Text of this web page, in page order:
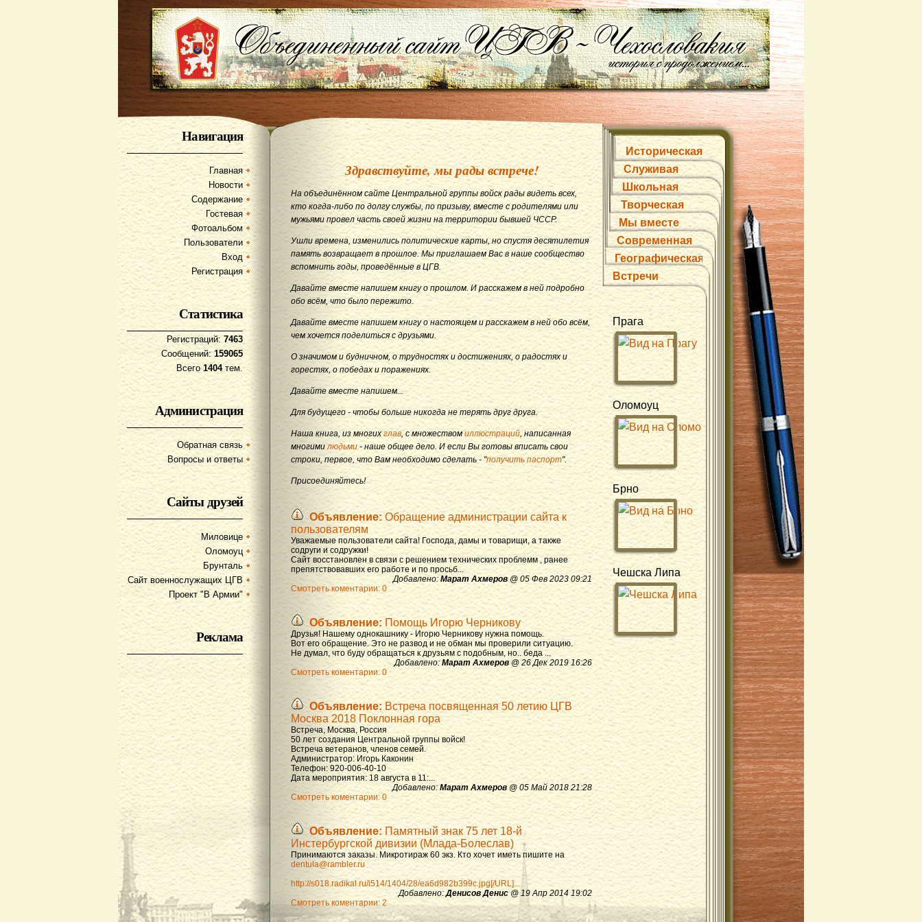
Навигация
Главная
Новости
Содержание
Гостевая
Фотоальбом
Пользователи
Вход
Регистрация
Статистика
Регистраций: 7463
Сообщений:159065
Всего1404тем.
Администрация
Обратная связь
Вопросы и ответы
Сайты друзей
Миловице
Оломоуц
Брунталь
Сайт военнослужащих ЦГВ
Проект "В Армии"
Реклама
Здравствуйте, мы рады встрече!
На объединённом сайте Центральной группы войск рады видеть всех,
кто когда-либо по долгу службы, по призыву, вместе с родителями или
мужьями провел часть своей жизни на территории бывшей ЧССР.
Ушли времена, изменились политические карты, но спустя десятилетия
память возвращает в прошлое. Мы приглашаем Вас в наше сообщество
вспомнить годы, проведённые в ЦГВ.
Давайте вместе напишем книгу о прошлом. И расскажем в ней подробно
обо всём, что было пережито.
Давайте вместе напишем книгу о настоящем и расскажем в ней обо всём,
чем хочется поделиться с друзьями.
О значимом и будничном, о трудностях и достижениях, о радостях и
горестях, о победах и поражениях.
Давайте вместе напишем...
Для будущего - чтобы больше никогда не терять друг друга.
Наша книга, из многихглав, с множествомиллюстраций , написанная
многимилюдьми - наше общее дело. И если Вы готовы вписать свои
строки, первое, что Вам необходимо сделать - "получить паспорт".
Присоединяйтесь!
Объявление: Обращение администрации сайта к
пользователям
Уважаемые пользователи сайта! Господа, дамы и товарищи, а также
содруги и содружки!
Сайт восстановлен в связи с решением технических проблемм , ранее
препятствовавших его работе и по просьб...
Добавлено: Марат Ахмеров@ 05 Фев 2023 09:21
Смотреть коментарии: 0
Объявление: Помощь Игорю Черникову
Друзья! Нашему однокашнику - Игорю Черникову нужна помощь.
Вот его обращение. Это не развод и не обман мы проверили ситуацию.
Не думал, что буду обращаться к друзьям с подобным, но.. беда ...
Добавлено:Марат Ахмеров @ 26 Дек 2019 16:26
Смотреть коментарии: 0
Объявление: Встреча посвященная 50 летию ЦГВ
Москва 2018 Поклонная гора
Встреча, Москва, Россия
50 лет создания Центральной группы войск!
Встреча ветеранов, членов семей.
Администратор: Игорь Каконин
Телефон: 920-006-40-10
Дата мероприятия: 18 августа в 11:...
Добавлено: Марат Ахмеров @ 05 Май 2018 21:28
Смотреть коментарии: 0
Объявление: Памятный знак 75 лет 18-й
Инстербургской дивизии (Млада-Болеслав)
Принимаются заказы. Микротираж 60 экз. Кто хочет иметь пишите на
dentula@rambler.ru
http://s018.radikal.ru/i514/1404/28/ea6d982b399c.jpg[/URL]...
Добавлено:Денисов Денис @ 19 Апр 2014 19:02
Смотреть коментарии: 2
Историческая
Служивая
Школьная
Творческая
Мы вместе
Современная
Географическая
Встречи
Прага
Оломоуц
Брно
Чешска Липа